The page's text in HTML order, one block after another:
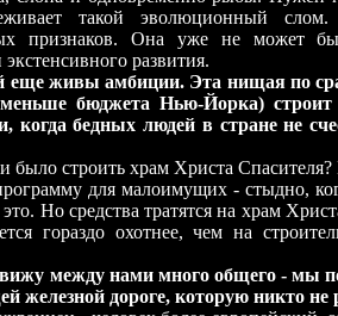
такой эволюционный
признаков. Она уже не может
развития.
еще живы амбиции. Эта нищая по
бюджета Нью-Йорка)
когда бедных людей в стране не
строить храм Христа Спасителя?
для малоимущих - стыдно,
Но средства тратятся на храм
гораздо охотнее, чем на
вижу между нами много общего - мы
железной дороге, которую никто не